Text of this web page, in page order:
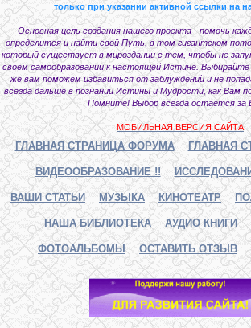
только при указании активной ссылки на
Основная цель создания нашего проекта - помочь
определится и найти свой Путь, в том гигантском
который существует в мироздании с тем, чтобы не
своем самообразовании к настоящей Истине.
же вам поможем избавиться от заблуждений и не
всегда дальше в познании Истины и Мудрости, как Вам
Помните! Выбор всегда остается за
МОБИЛЬНАЯ ВЕРСИЯ САЙТА
ГЛАВНАЯ СТРАНИЦА ФОРУМА ГЛАВНАЯ
ВИДЕООБРАЗОВАНИЕ !!
ВАШИ СТАТЬИ МУЗЫКА КИНОТЕАТР
НАША БИБЛИОТЕКА АУДИО КНИГИ
ФОТОАЛЬБОМЫ ОСТАВИТЬ ОТЗЫВ